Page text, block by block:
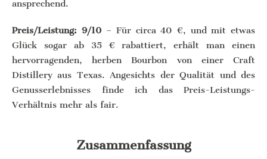
ansprechend.
Preis/Leistung: 9/10 – Für circa 40 €, und mit etwas
Glück sogar ab 35 € rabattiert, erhält man einen
hervorragenden, herben Bourbon von einer Craft
Distillery aus Texas. Angesichts der Qualität und des
Genusserlebnisses finde ich das Preis-Leistungs-
Verhältnis mehr als fair.
Zusammenfassung